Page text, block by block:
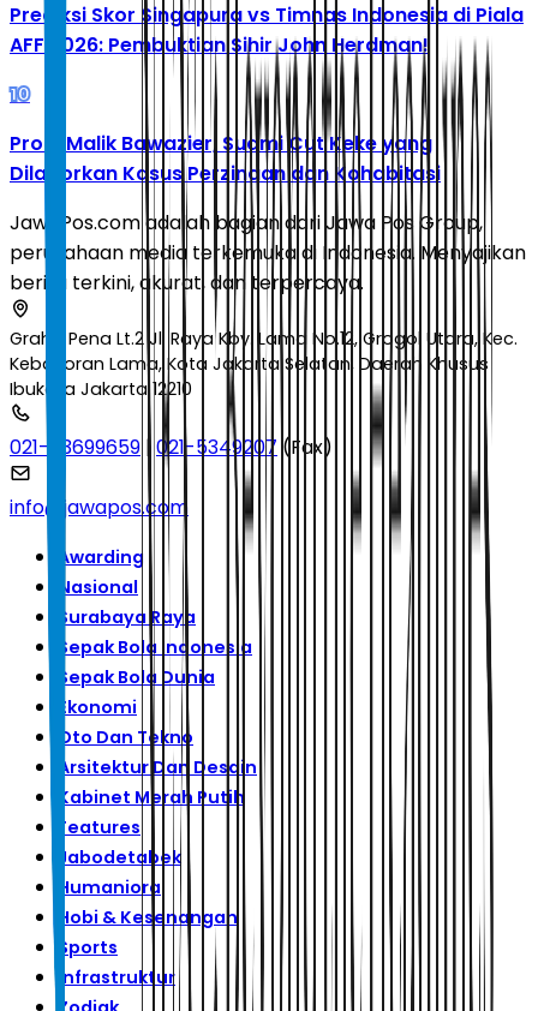
Prediksi Skor Singapura vs Timnas Indonesia di Piala
AFF 2026: Pembuktian Sihir John Herdman!
10
Profil Malik Bawazier, Suami Cut Keke yang
Dilaporkan Kasus Perzinaan dan Kohabitasi
JawaPos.com adalah bagian dari Jawa Pos Group,
perusahaan media terkemuka di Indonesia. Menyajikan
berita terkini, akurat, dan terpercaya.
Graha Pena Lt.2 Jl. Raya Kby. Lama No.12, Grogol Utara, Kec.
Kebayoran Lama, Kota Jakarta Selatan, Daerah Khusus
Ibukota Jakarta 12210
021-53699659 |021-5349207 (Fax)
info@jawapos.com
Awarding
Nasional
Surabaya Raya
Sepak Bola Indonesia
Sepak Bola Dunia
Ekonomi
Oto Dan Tekno
Arsitektur Dan Desain
Kabinet Merah Putih
Features
Jabodetabek
Humaniora
Hobi & Kesenangan
Sports
Infrastruktur